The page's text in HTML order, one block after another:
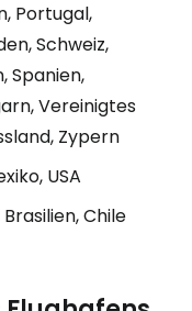
Portugal,
Schweiz,
Spanien,
Vereinigtes
Zypern
USA
Chile